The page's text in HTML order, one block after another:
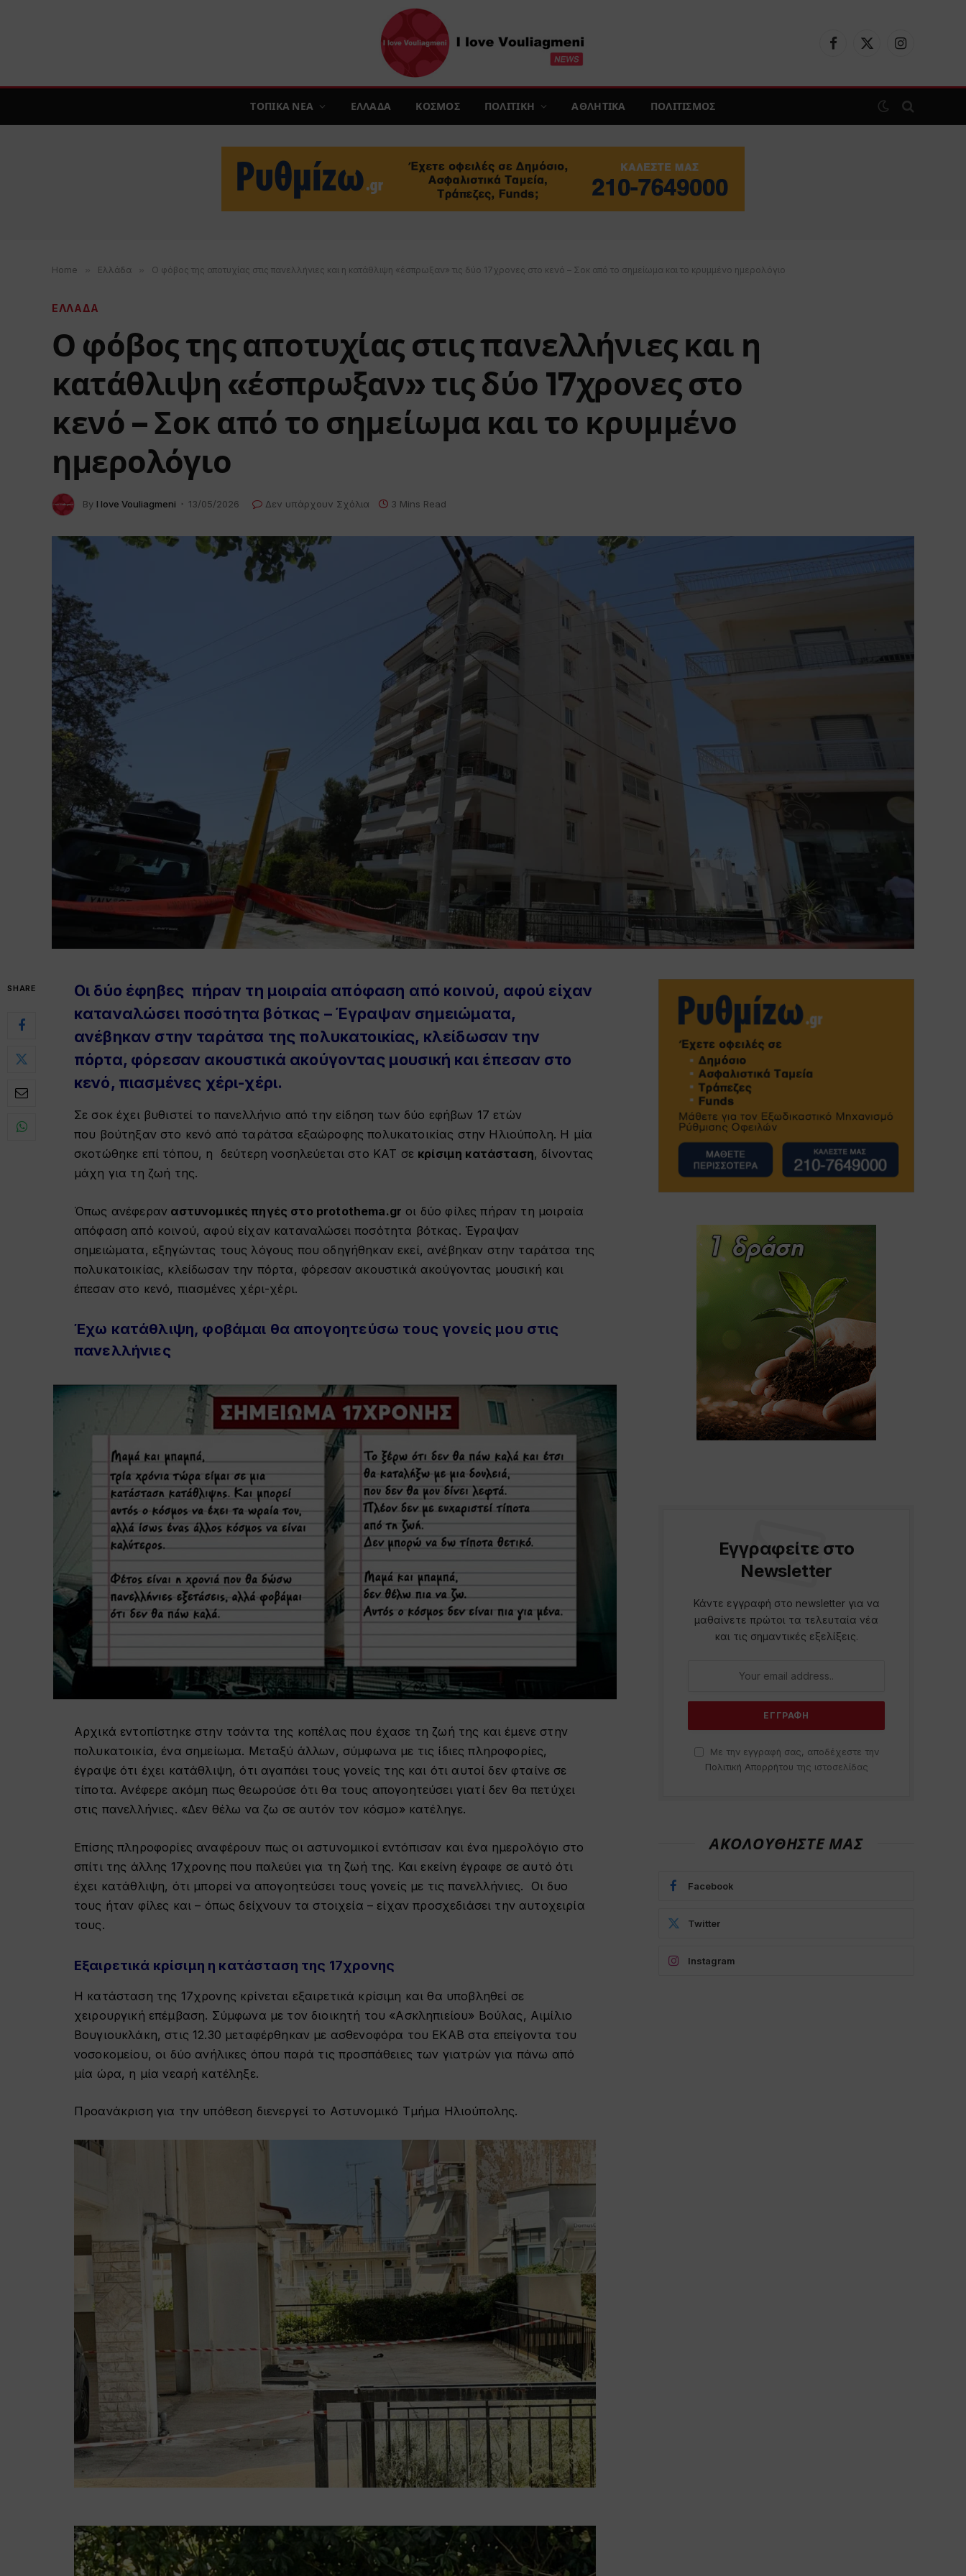
Facebook
X
Instagram
ΤΟΠΙΚΑ ΝΕΑ ΕΛΛΑΔΑ ΚΟΣΜΟΣ ΠΟΛΙΤΙΚΗ ΑΘΛΗΤΙΚΑ ΠΟΛΙΤΙΣΜΟΣ
Home » Ελλάδα » Ο φόβος της αποτυχίας στις πανελλήνιες και η κατάθλιψη «έσπρωξαν» τις δύο 17χρονες στο κενό – Σοκ από το σημείωμα και το κρυμμένο ημερολόγιο
ΕΛΛΑΔΑ
Ο φόβος της αποτυχίας στις πανελλήνιες και η
κατάθλιψη «έσπρωξαν» τις δύο 17χρονες στο
κενό – Σοκ από το σημείωμα και το κρυμμένο
ημερολόγιο
By I love Vouliagmeni 13/05/2026 Δεν υπάρχουν Σχόλια 3 Mins Read
SHARE
Οι δύο έφηβες πήραν τη μοιραία απόφαση από κοινού, αφού είχαν
καταναλώσει ποσότητα βότκας – Έγραψαν σημειώματα,
ανέβηκαν στην ταράτσα της πολυκατοικίας, κλείδωσαν την
πόρτα, φόρεσαν ακουστικά ακούγοντας μουσική και έπεσαν στο
κενό, πιασμένες χέρι-χέρι.
Σε σοκ έχει βυθιστεί το πανελλήνιο από την είδηση των δύο εφήβων 17 ετών
που βούτηξαν στο κενό από ταράτσα εξαώροφης πολυκατοικίας στην Ηλιούπολη. Η μία
σκοτώθηκε επί τόπου, η δεύτερη νοσηλεύεται στο ΚΑΤ σε κρίσιμη κατάσταση, δίνοντας
μάχη για τη ζωή της.
Όπως ανέφεραν αστυνομικές πηγές στο protothema.gr οι δύο φίλες πήραν τη μοιραία
απόφαση από κοινού, αφού είχαν καταναλώσει ποσότητα βότκας. Έγραψαν
σημειώματα, εξηγώντας τους λόγους που οδηγήθηκαν εκεί, ανέβηκαν στην ταράτσα της
πολυκατοικίας, κλείδωσαν την πόρτα, φόρεσαν ακουστικά ακούγοντας μουσική και
έπεσαν στο κενό, πιασμένες χέρι-χέρι.
Έχω κατάθλιψη, φοβάμαι θα απογοητεύσω τους γονείς μου στις
πανελλήνιες
Αρχικά εντοπίστηκε στην τσάντα της κοπέλας που έχασε τη ζωή της και έμενε στην
πολυκατοικία, ένα σημείωμα. Μεταξύ άλλων, σύμφωνα με τις ίδιες πληροφορίες,
έγραψε ότι έχει κατάθλιψη, ότι αγαπάει τους γονείς της και ότι αυτοί δεν φταίνε σε
τίποτα. Ανέφερε ακόμη πως θεωρούσε ότι θα τους απογοητεύσει γιατί δεν θα πετύχει
στις πανελλήνιες. «Δεν θέλω να ζω σε αυτόν τον κόσμο» κατέληγε.
Επίσης πληροφορίες αναφέρουν πως οι αστυνομικοί εντόπισαν και ένα ημερολόγιο στο
σπίτι της άλλης 17χρονης που παλεύει για τη ζωή της. Και εκείνη έγραφε σε αυτό ότι
έχει κατάθλιψη, ότι μπορεί να απογοητεύσει τους γονείς με τις πανελλήνιες. Οι δυο
τους ήταν φίλες και – όπως δείχνουν τα στοιχεία – είχαν προσχεδιάσει την αυτοχειρία
τους.
Εξαιρετικά κρίσιμη η κατάσταση της 17χρονης
Η κατάσταση της 17χρονης κρίνεται εξαιρετικά κρίσιμη και θα υποβληθεί σε
χειρουργική επέμβαση. Σύμφωνα με τον διοικητή του «Ασκληπιείου» Βούλας, Αιμίλιο
Βουγιουκλάκη, στις 12.30 μεταφέρθηκαν με ασθενοφόρα του ΕΚΑΒ στα επείγοντα του
νοσοκομείου, οι δύο ανήλικες όπου παρά τις προσπάθειες των γιατρών για πάνω από
μία ώρα, η μία νεαρή κατέληξε.
Προανάκριση για την υπόθεση διενεργεί το Αστυνομικό Τμήμα Ηλιούπολης.
Εγγραφείτε στο
Newsletter
Κάντε εγγραφή στο newsletter για να
μαθαίνετε πρώτοι τα τελευταία νέα
και τις σημαντικές εξελίξεις.
Με την εγγραφή σας, αποδέχεστε την
Πολιτική Απορρήτου της ιστοσελίδας
ΑΚΟΛΟΥΘΗΣΤΕ ΜΑΣ
Facebook
Twitter
Instagram